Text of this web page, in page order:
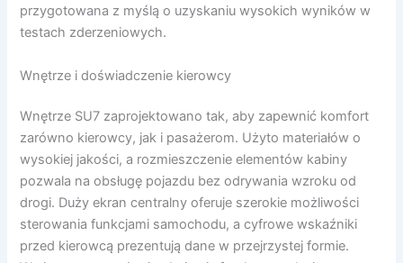
przygotowana z myślą o uzyskaniu wysokich wyników w
testach zderzeniowych.
Wnętrze i doświadczenie kierowcy
Wnętrze SU7 zaprojektowano tak, aby zapewnić komfort
zarówno kierowcy, jak i pasażerom. Użyto materiałów o
wysokiej jakości, a rozmieszczenie elementów kabiny
pozwala na obsługę pojazdu bez odrywania wzroku od
drogi. Duży ekran centralny oferuje szerokie możliwości
sterowania funkcjami samochodu, a cyfrowe wskaźniki
przed kierowcą prezentują dane w przejrzystej formie.